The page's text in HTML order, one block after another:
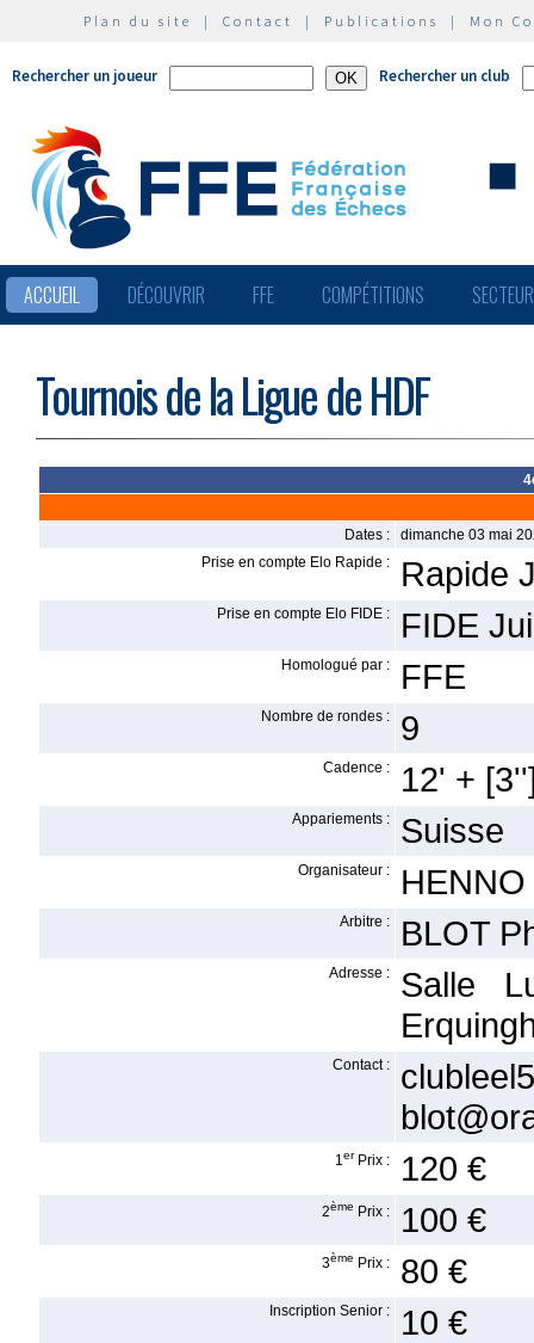
Plan du site | Contact | Publications | Mon
Rechercher un joueur Rechercher un club
ACCUEIL DÉCOUVRIR FFE COMPÉTITIONS
Tournois de la Ligue de HDF
Dates :
dimanche 03 mai
Prise en compte Elo Rapide :
Rapide
Prise en compte Elo FIDE : FIDE
Homologué par : FFE
Nombre de rondes : 9
Cadence : 12' +
Appariements : Suisse
Organisateur :
Arbitre : BLOT
Adresse :
Salle
Contact :
1er Prix : 120 €
2ème Prix : 100 €
3ème Prix : 80 €
Inscription Senior : 10 €